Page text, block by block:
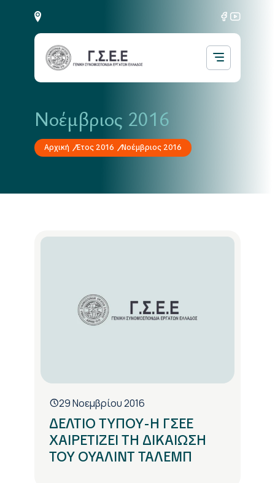
Νοέμβριος 2016
Αρχική Έτος 2016 Νοέμβριος 2016
29 Νοεμβρίου 2016
ΔΕΛΤΙΟ ΤΥΠΟΥ-Η ΓΣΕΕ
ΧΑΙΡΕΤΙΖΕΙ ΤΗ ΔΙΚΑΙΩΣΗ
ΤΟΥ ΟΥΑΛΙΝΤ ΤΑΛΕΜΠ